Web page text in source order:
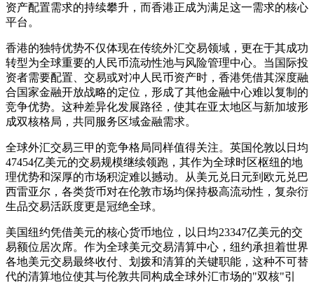
资产配置需求的持续攀升，而香港正成为满足这一需求的核心
平台。
香港的独特优势不仅体现在传统外汇交易领域，更在于其成功
转型为全球重要的人民币流动性池与风险管理中心。当国际投
资者需要配置、交易或对冲人民币资产时，香港凭借其深度融
合国家金融开放战略的定位，形成了其他金融中心难以复制的
竞争优势。这种差异化发展路径，使其在亚太地区与新加坡形
成双核格局，共同服务区域金融需求。
全球外汇交易三甲的竞争格局同样值得关注。英国伦敦以日均
47454亿美元的交易规模继续领跑，其作为全球时区枢纽的地
理优势和深厚的市场积淀难以撼动。从美元兑日元到欧元兑巴
西雷亚尔，各类货币对在伦敦市场均保持极高流动性，复杂衍
生品交易活跃度更是冠绝全球。
美国纽约凭借美元的核心货币地位，以日均23347亿美元的交
易额位居次席。作为全球美元交易清算中心，纽约承担着世界
各地美元交易最终收付、划拨和清算的关键职能，这种不可替
代的清算地位使其与伦敦共同构成全球外汇市场的"双核"引